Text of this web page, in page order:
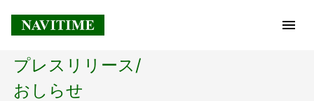
トップページ
プレスリリース/
おしらせ